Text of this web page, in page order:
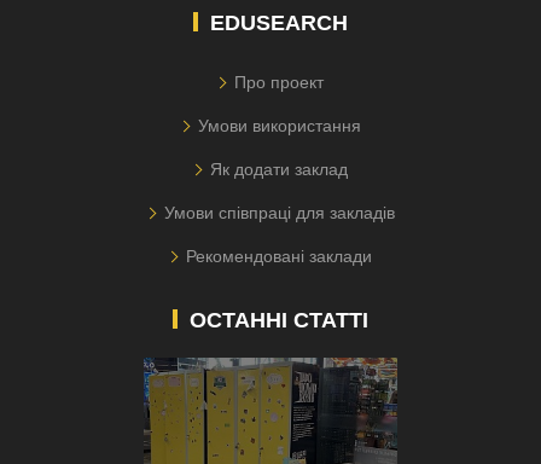
EDUSEARCH
Про проект
Умови використання
Як додати заклад
Умови співпраці для закладів
Рекомендовані заклади
ОСТАННІ СТАТТІ